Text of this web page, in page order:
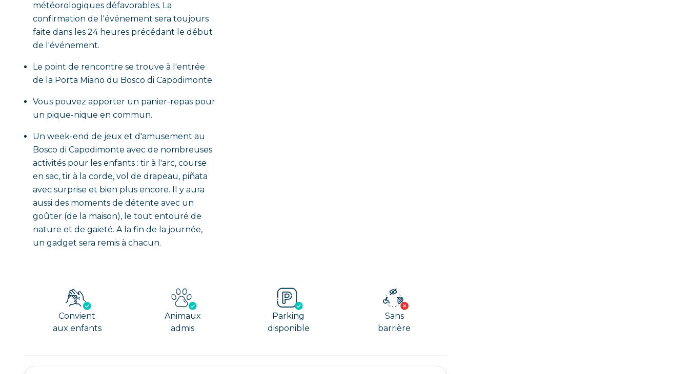
météorologiques défavorables. La
confirmation de l'événement sera toujours
faite dans les 24 heures précédant le début
de l'événement.
Le point de rencontre se trouve à l'entrée
de la Porta Miano du Bosco di Capodimonte.
Vous pouvez apporter un panier-repas pour
un pique-nique en commun.
Un week-end de jeux et d'amusement au
Bosco di Capodimonte avec de nombreuses
activités pour les enfants : tir à l'arc, course
en sac, tir à la corde, vol de drapeau, piñata
avec surprise et bien plus encore. Il y aura
aussi des moments de détente avec un
goûter (de la maison), le tout entouré de
nature et de gaieté. A la fin de la journée,
un gadget sera remis à chacun.
Convient
aux enfants
Animaux
admis
Parking
disponible
Sans
barrière